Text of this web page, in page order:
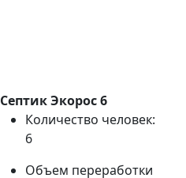
Септик Экорос 6
Количество человек:
6
Объем переработки